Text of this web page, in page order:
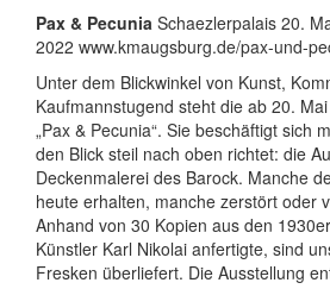
Pax & Pecunia Schaezlerpalais 20.
2022 www.kmaugsburg.de/pax-und-
Unter dem Blickwinkel von Kunst,
Kaufmannstugend steht die ab 20.
„Pax & Pecunia“. Sie beschäftigt sich
den Blick steil nach oben richtet: die
Deckenmalerei des Barock. Manche
heute erhalten, manche zerstört oder
Anhand von 30 Kopien aus den
Künstler Karl Nikolai anfertigte, sind
Fresken überliefert. Die Ausstellung